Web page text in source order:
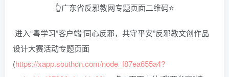
👆广东省反邪教网专题页面二维码⭐
进入“粤学习”客户端“同心反邪，共守平安”反邪教文创作品
设计大赛活动专题页面
(https://xapp.southcn.com/node_f87ea655a4?